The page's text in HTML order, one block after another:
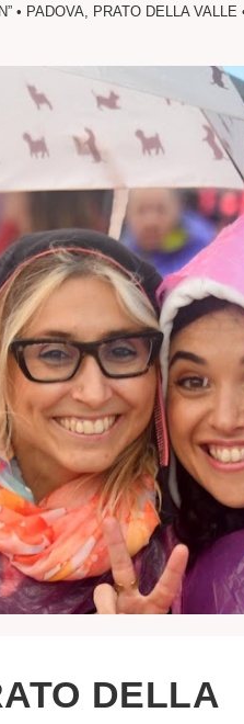
• PADOVA, PRATO DELLA VALLE
DELLA